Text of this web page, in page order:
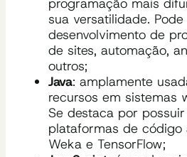
sua versatilidade.
desenvolvimento de
de sites, automação,
outros;
Java: amplamente
recursos em sistemas
Se destaca por
plataformas de código
Weka e TensorFlow;